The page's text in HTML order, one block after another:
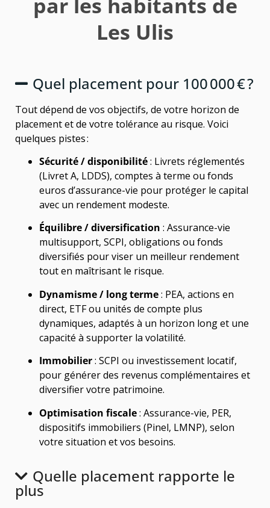
Les Ulis
Quel placement pour 100 000 € ?
Tout dépend de vos objectifs, de votre horizon de
placement et de votre tolérance au risque. Voici
quelques pistes :
Sécurité / disponibilité: Livrets réglementés
(Livret A, LDDS), comptes à terme ou fonds
euros d’assurance-vie pour protéger le capital
avec un rendement modeste.
Équilibre / diversification : Assurance-vie
multisupport, SCPI, obligations ou fonds
diversifiés pour viser un meilleur rendement
tout en maîtrisant le risque.
Dynamisme / long terme: PEA, actions en
direct, ETF ou unités de compte plus
dynamiques, adaptés à un horizon long et une
capacité à supporter la volatilité.
Immobilier: SCPI ou investissement locatif,
pour générer des revenus complémentaires et
diversifier votre patrimoine.
Optimisation fiscale: Assurance-vie, PER,
dispositifs immobiliers (Pinel, LMNP), selon
votre situation et vos besoins.
Quelle placement rapporte le
plus